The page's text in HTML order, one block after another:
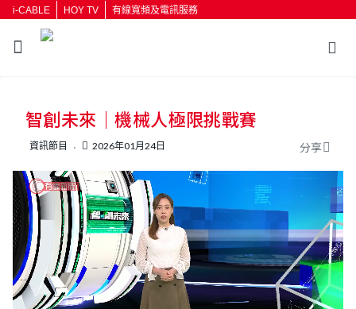
i-CABLE HOY TV 有線寬頻及電訊服務
按輸入鍵開始搜尋
智創未來｜機械人極限挑戰賽
資訊節目 2026年01月24日 分享